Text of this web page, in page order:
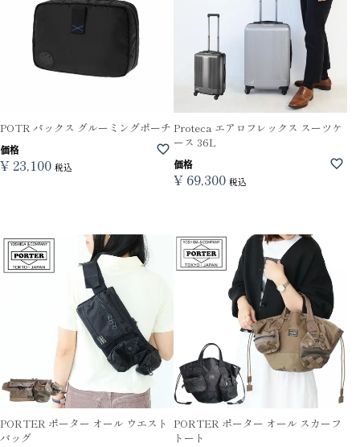
POTR パックス グルーミングポーチ
価格
¥ 23,100 税込
Proteca エアロフレックス スーツケ
ース 36L
価格
¥ 69,300 税込
PORTER ポーター オール ウエスト
バッグ
PORTER ポーター オール スカーフ
トート